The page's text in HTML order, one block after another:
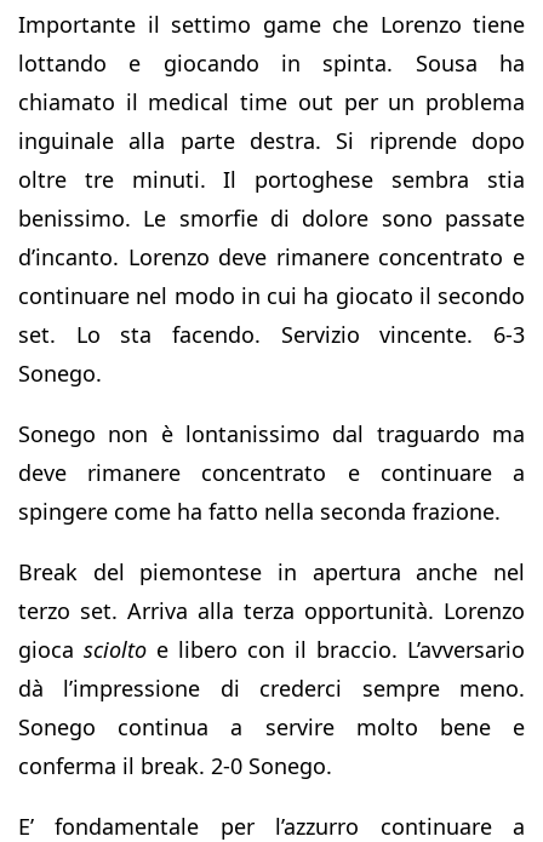
Importante il settimo game che Lorenzo tiene
lottando e giocando in spinta. Sousa ha
chiamato il medical time out per un problema
inguinale alla parte destra. Si riprende dopo
oltre tre minuti. Il portoghese sembra stia
benissimo. Le smorfie di dolore sono passate
d’incanto. Lorenzo deve rimanere concentrato e
continuare nel modo in cui ha giocato il secondo
set. Lo sta facendo. Servizio vincente. 6-3
Sonego.
Sonego non è lontanissimo dal traguardo ma
deve rimanere concentrato e continuare a
spingere come ha fatto nella seconda frazione.
Break del piemontese in apertura anche nel
terzo set. Arriva alla terza opportunità. Lorenzo
gioca sciolto e libero con il braccio. L’avversario
dà l’impressione di crederci sempre meno.
Sonego continua a servire molto bene e
conferma il break. 2-0 Sonego.
E’ fondamentale per l’azzurro continuare a